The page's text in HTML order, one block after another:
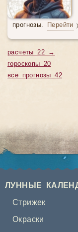
прогнозы. Перейти
расчеты 22 →
гороскопы 20
все прогнозы 42
ЛУННЫЕ
Стрижек
Окраски